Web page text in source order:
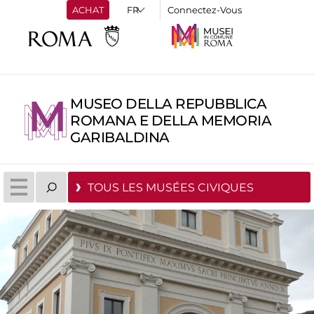
ACHAT Connectez-Vous
MUSEO DELLA REPUBBLICA
ROMANA E DELLA MEMORIA
GARIBALDINA
TOUS LES MUSÉES CIVIQUES